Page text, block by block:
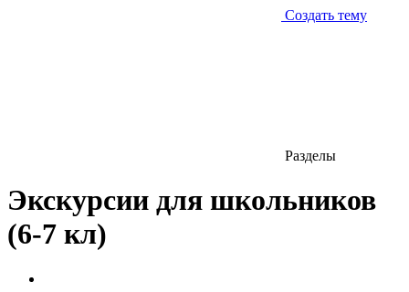
Создать тему
Разделы
Экскурсии для школьников
(6-7 кл)